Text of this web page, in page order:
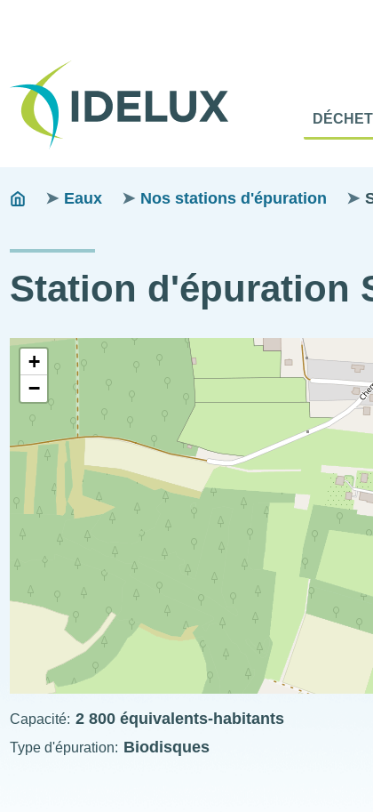
Tête
Fils
You
Eaux Nos stations d'épuration
Station d'épuration
STEP
visitable
Coordonnées
géographiques
+
−
Capacité 2 800 équivalents-habitants
Type d'épuration Biodisques